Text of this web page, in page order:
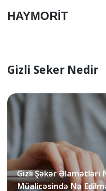
HAYMORİT
Gizli Seker Nedir
Gizli Şəkər Əlamətləri
Müalicəsində Nə